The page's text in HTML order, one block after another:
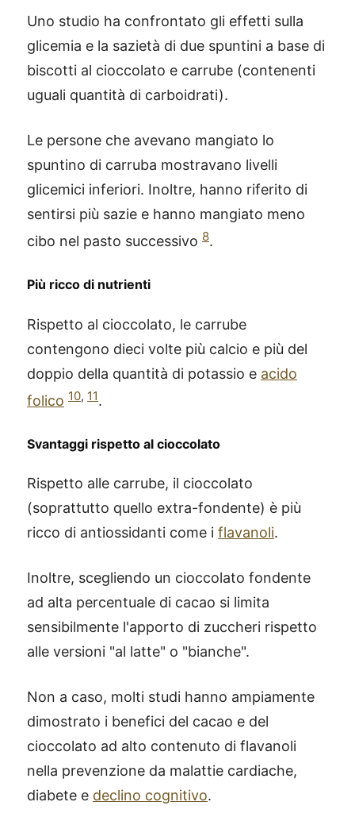
Uno studio ha confrontato gli effetti sulla
glicemia e la sazietà di due spuntini a base di
biscotti al cioccolato e carrube (contenenti
uguali quantità di carboidrati).
Le persone che avevano mangiato lo
spuntino di carruba mostravano livelli
glicemici inferiori. Inoltre, hanno riferito di
sentirsi più sazie e hanno mangiato meno
cibo nel pasto successivo 8.
Più ricco di nutrienti
Rispetto al cioccolato, le carrube
contengono dieci volte più calcio e più del
doppio della quantità di potassio e acido
folico 10, 11.
Svantaggi rispetto al cioccolato
Rispetto alle carrube, il cioccolato
(soprattutto quello extra-fondente) è più
ricco di antiossidanti come i flavanoli.
Inoltre, scegliendo un cioccolato fondente
ad alta percentuale di cacao si limita
sensibilmente l'apporto di zuccheri rispetto
alle versioni "al latte" o "bianche".
Non a caso, molti studi hanno ampiamente
dimostrato i benefici del cacao e del
cioccolato ad alto contenuto di flavanoli
nella prevenzione da malattie cardiache,
diabete e declino cognitivo.